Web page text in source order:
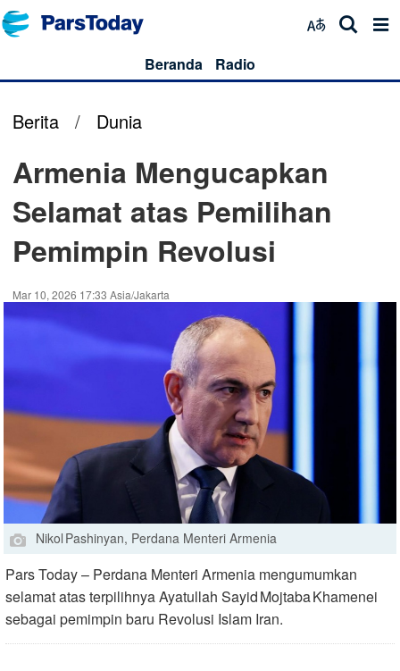
Beranda Radio
Berita / Dunia
Armenia Mengucapkan
Selamat atas Pemilihan
Pemimpin Revolusi
Mar 10, 2026 17:33 Asia/Jakarta
Nikol Pashinyan, Perdana Menteri Armenia
Pars Today – Perdana Menteri Armenia mengumumkan
selamat atas terpilihnya Ayatullah Sayid Mojtaba Khamenei
sebagai pemimpin baru Revolusi Islam Iran.